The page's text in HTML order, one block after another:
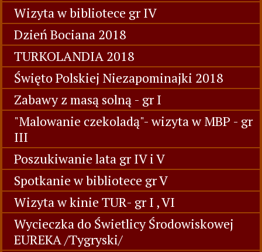
Wizyta w bibliotece gr IV
Dzień Bociana 2018
TURKOLANDIA 2018
Święto Polskiej Niezapominajki 2018
Zabawy z masą solną - gr I
"Malowanie czekoladą"- wizyta w MBP - gr
III
Poszukiwanie lata gr IV i V
Spotkanie w bibliotece gr V
Wizyta w kinie TUR- gr I , VI
Wycieczka do Świetlicy Środowiskowej
EUREKA /Tygryski/